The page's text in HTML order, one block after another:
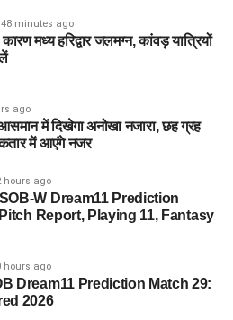
48 minutes ago
कारण मध्य हरिद्वार जलमग्न, कांवड़ यात्रियों
ago
में दिखेगा अनोखा नजारा, छह ग्रह
में आएंगे नजर
hours ago
W Dream11 Prediction
Report, Playing 11, Fantasy
hours ago
Dream11 Prediction Match 29:
2026